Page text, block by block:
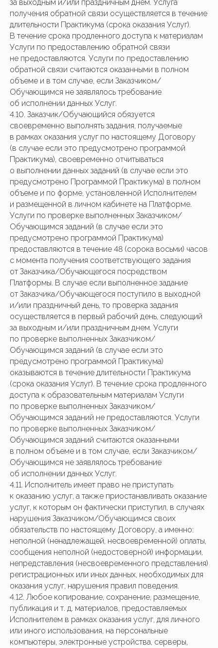
за выходным и/или праздничным днем. Услуга
получения обратной связи осуществляется в течение
длительности Практикума (срока оказания Услуг).
В течение срока продленного доступа к материалам
Услуги по предоставлению обратной связи
не предоставляются. Услуги по предоставлению
обратной связи считаются оказанными в полном
объеме и в том случае, если Заказчиком/
Обучающимся не заявлялось требование
об исполнении данных Услуг.
4.10. Заказчик/Обучающийся обязуется
своевременно выполнять задания, получаемые
в рамках оказания услуг по настоящему Договору
(в случае если это предусмотрено программой
Практикума), своевременно отчитываться
о выполнении данных заданий (в случае если это
предусмотрено Программой Практикума) в полном
объеме и по форме, установленной Исполнителем
и размещенной в личном кабинете на Платформе.
Услуги по проверке выполненных Заказчиком/
Обучающимся заданий (в случае если это
предусмотрено программой Практикума)
предоставляются в течение 48 (сорока восьми) часов
с момента получения соответствующего задания
от Заказчика/Обучающегося посредством
Платформы. В случае если выполненное задание
от Заказчика/Обучающегося поступило в выходной
и/или праздничный день, то проверка задания
осуществляется в первый рабочий день, следующий
за выходным и/или праздничным днем. Услуги
по проверке выполненных Заказчиком/
Обучающимся заданий (в случае если это
предусмотрено программой Практикума)
оказываются в течение длительности Практикума
(срока оказания Услуг). В течение срока продленного
доступа к образовательным материалам Услуги
по проверке выполненных Заказчиком/
Обучающимся заданий не предоставляются. Услуги
по проверке выполненных Заказчиком/
Обучающимся заданий считаются оказанными
в полном объеме и в том случае, если Заказчиком/
Обучающимся не заявлялось требование
об исполнении данных Услуг.
4.11. Исполнитель имеет право не приступать
к оказанию услуг, а также приостанавливать оказание
услуг, к которым он фактически приступил, в случаях
нарушения Заказчиком/Обучающимся своих
обязательств по настоящему Договору, а именно:
неполной (ненадлежащей, несвоевременной) оплаты,
сообщения неполной (недостоверной) информации,
непредставления (несвоевременного представления)
регистрационных или иных данных, необходимых для
оказания услуг, нарушения правил поведения.
4.12. Любое копирование, сохранение, размещение,
публикация и т. д. материалов, предоставляемых
Исполнителем в рамках оказания услуг, для личного
или иного использования, на персональные
компьютеры, электронные устройства, серверы,